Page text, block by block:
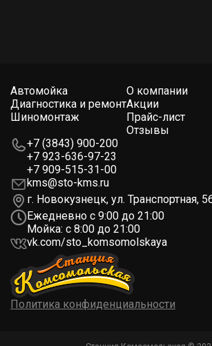
Политика конфиденциальности
+7 (3843) 900-200
+7 923-636-97-23
+7 909-515-31-00
kms@sto-kms.ru
г. Новокузнецк, ул. Транспортная,
Ежедневно с 9:00 до 21:00
Мойка: с 8:00 до 21:00
vk.com/sto_komsomolskaya
Автомойка
Диагностика и ремонт
Шиномонтаж
О компании
Акции
Прайс-лист
Отзывы